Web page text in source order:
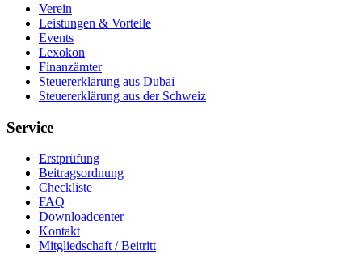
Verein
Leistungen & Vorteile
Events
Lexokon
Finanzämter
Steuererklärung aus Dubai
Steuererklärung aus der Schweiz
Service
Erstprüfung
Beitragsordnung
Checkliste
FAQ
Downloadcenter
Kontakt
Mitgliedschaft / Beitritt